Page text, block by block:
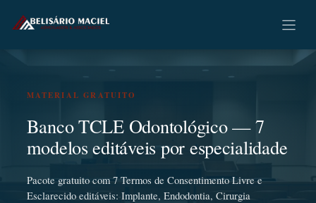
para
MATERIAL GRATUITO
Banco TCLE Odontológico — 7
modelos editáveis por especialidade
Pacote gratuito com 7 Termos de Consentimento Livre e
Esclarecido editáveis: Implante, Endodontia, Cirurgia